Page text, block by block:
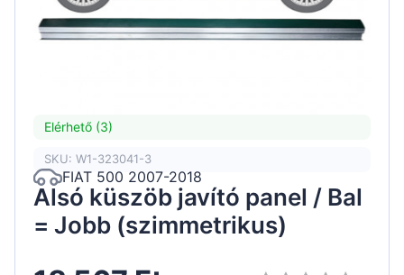
Elérhető (3)
SKU: W1-323041-3
FIAT 500 2007-2018
Alsó küszöb javító panel / Bal
= Jobb (szimmetrikus)